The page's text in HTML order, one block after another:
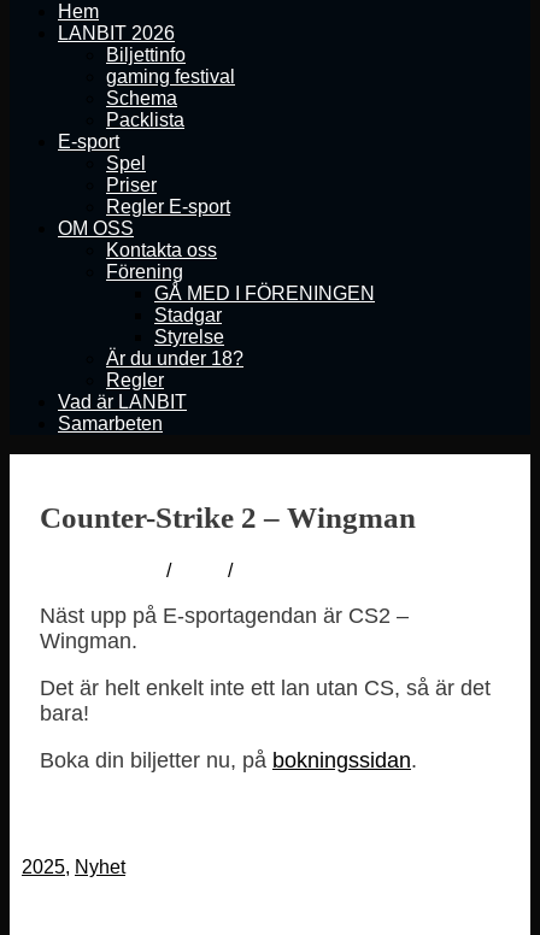
Hem
LANBIT 2026
Biljettinfo
gaming festival
Schema
Packlista
E-sport
Spel
Priser
Regler E-sport
OM OSS
Kontakta oss
Förening
GÅ MED I FÖRENINGEN
Stadgar
Styrelse
Är du under 18?
Regler
Vad är LANBIT
Samarbeten
Counter-Strike 2 – Wingman
/ /
Näst upp på E-sportagendan är CS2 –
Wingman.
Det är helt enkelt inte ett lan utan CS, så är det
bara!
Boka din biljetter nu, på bokningssidan.
2025, Nyhet